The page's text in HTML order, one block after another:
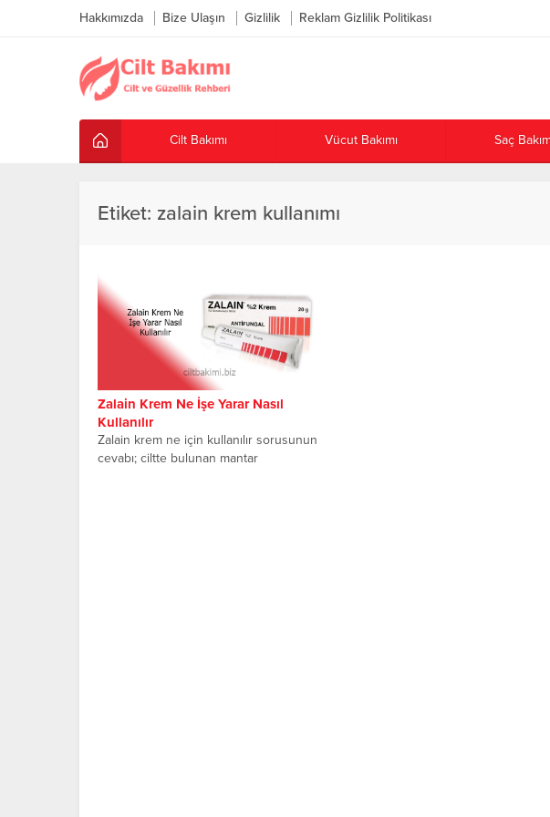
Hakkımızda Bize Ulaşın Gizlilik Reklam Gizlilik Politikası
Cilt Bakımı Vücut Bakımı Saç
Etiket: zalain krem kullanımı
Zalain Krem Ne İşe Yarar Nasıl
Kullanılır
Zalain krem ne için kullanılır sorusunun
cevabı; ciltte bulunan mantar